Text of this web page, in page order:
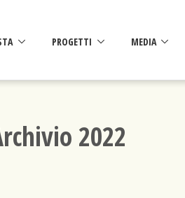
PROGETTI MEDIA
2022